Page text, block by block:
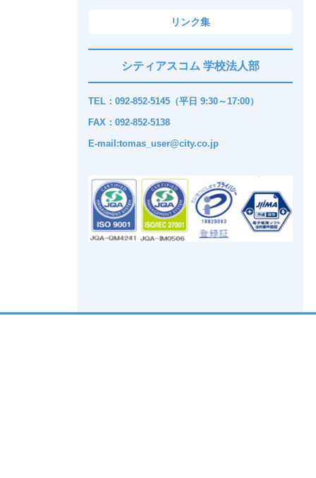
リンク集
シティアスコム 学校法人部
TEL：092-852-5145（平日 9:30～17:00）
FAX：092-852-5138
E-mail:tomas_user@city.co.jp